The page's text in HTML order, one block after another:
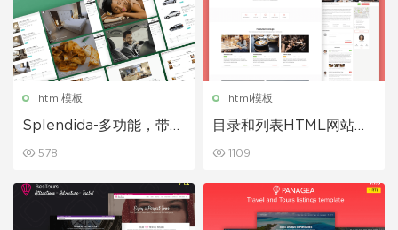
html模板
Splendida-多功能，带有
ml模板
578
html模板
目录和列表HTML网站模
1109